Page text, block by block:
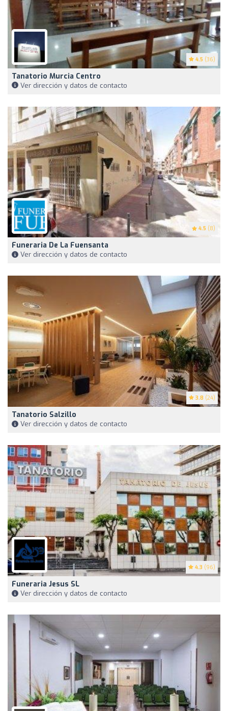
4.5 (36)
Tanatorio Murcia Centro
Ver dirección y datos de contacto
4.5 (8)
Funeraria De La Fuensanta
Ver dirección y datos de contacto
3.8 (24)
Tanatorio Salzillo
Ver dirección y datos de contacto
4.3 (96)
Funeraria Jesus SL
Ver dirección y datos de contacto